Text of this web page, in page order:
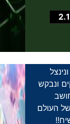
ונבקש
העולם